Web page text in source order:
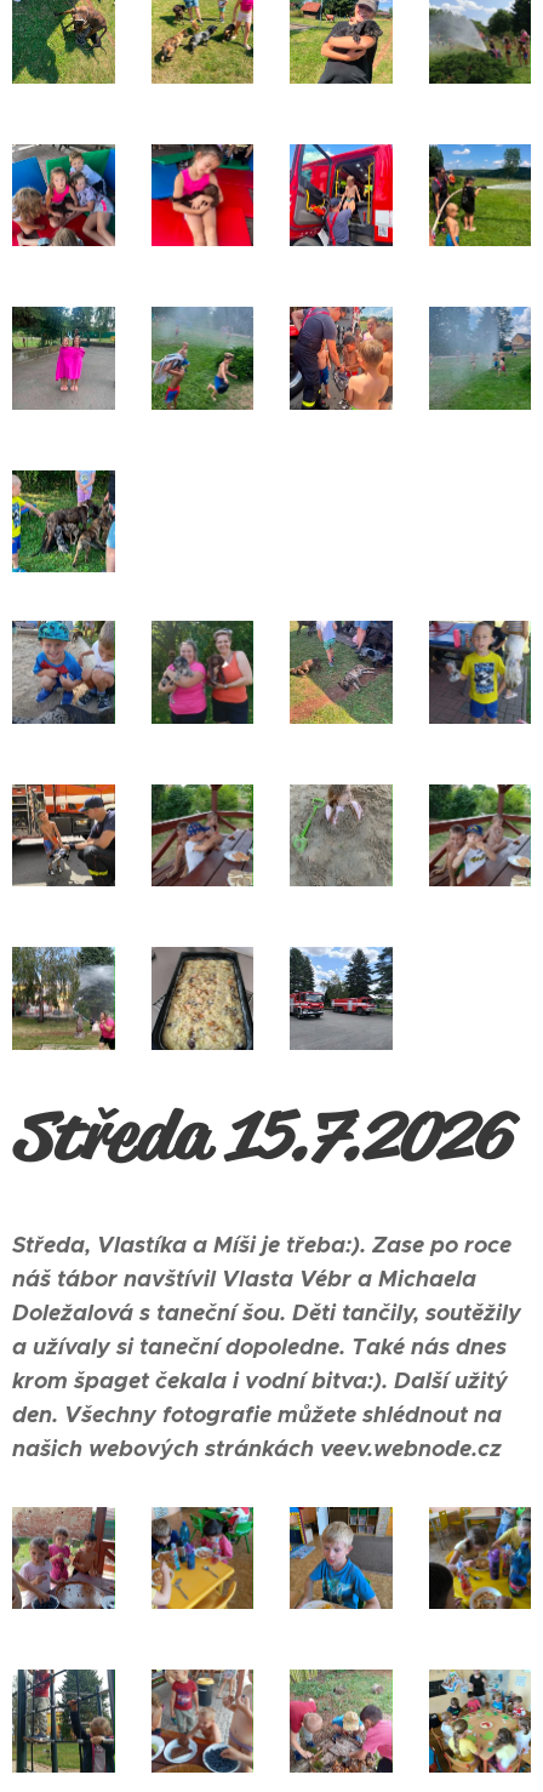
Středa 15.7.2026
Středa, Vlastíka a Míši je třeba:). Zase po roce
náš tábor navštívil Vlasta Vébr a Michaela
Doležalová s taneční šou. Děti tančily, soutěžily
a užívaly si taneční dopoledne. Také nás dnes
krom špaget čekala i vodní bitva:). Další užitý
den. Všechny fotografie můžete shlédnout na
našich webových stránkách veev.webnode.cz